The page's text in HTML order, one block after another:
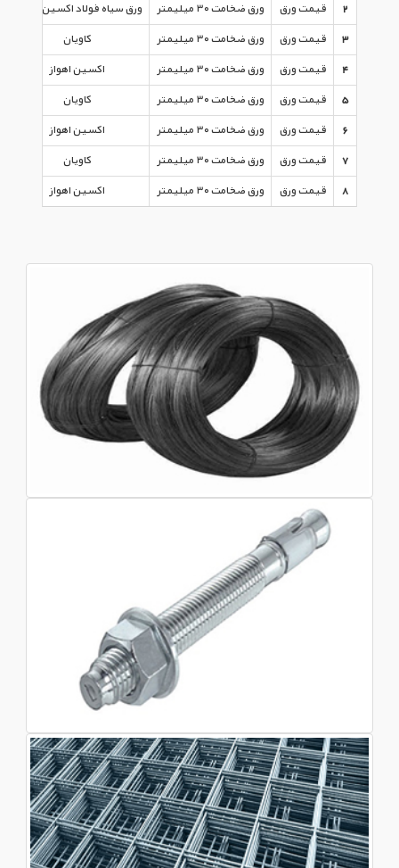
2
قیمت ورق ورق ضخامت ۳۰ میلیمتر
ورق سیاه فولاد اکسین ST۳۷
3
قیمت ورق ورق ضخامت ۳۰ میلیمتر
کاویان
4
قیمت ورق ورق ضخامت ۳۰ میلیمتر
اکسین اهواز
5
قیمت ورق ورق ضخامت ۳۰ میلیمتر
کاویان
6
قیمت ورق ورق ضخامت ۳۰ میلیمتر
اکسین اهواز
7
قیمت ورق ورق ضخامت ۳۰ میلیمتر
کاویان
8
قیمت ورق ورق ضخامت ۳۰ میلیمتر اکسین اهواز